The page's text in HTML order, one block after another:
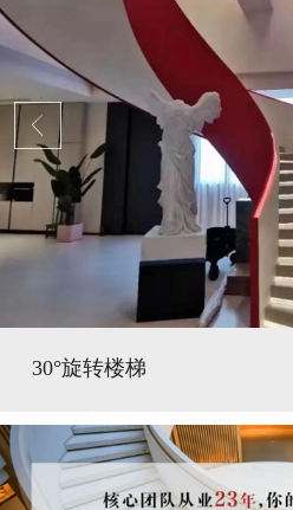
30°旋转楼梯